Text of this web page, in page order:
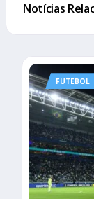
Notícias
FUTEBOL